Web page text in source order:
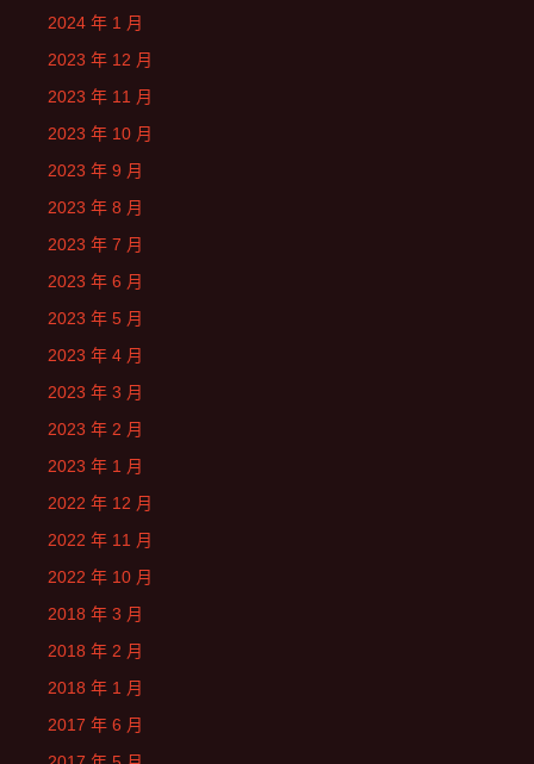
2024 年 1 月
2023 年 12 月
2023 年 11 月
2023 年 10 月
2023 年 9 月
2023 年 8 月
2023 年 7 月
2023 年 6 月
2023 年 5 月
2023 年 4 月
2023 年 3 月
2023 年 2 月
2023 年 1 月
2022 年 12 月
2022 年 11 月
2022 年 10 月
2018 年 3 月
2018 年 2 月
2018 年 1 月
2017 年 6 月